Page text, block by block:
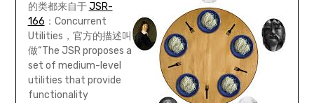
的类都来自于JSR-
166 ：Concurrent
Utilities，官方的描述叫
做“The JSR proposes a
set of medium-level
utilities that provide
functionality